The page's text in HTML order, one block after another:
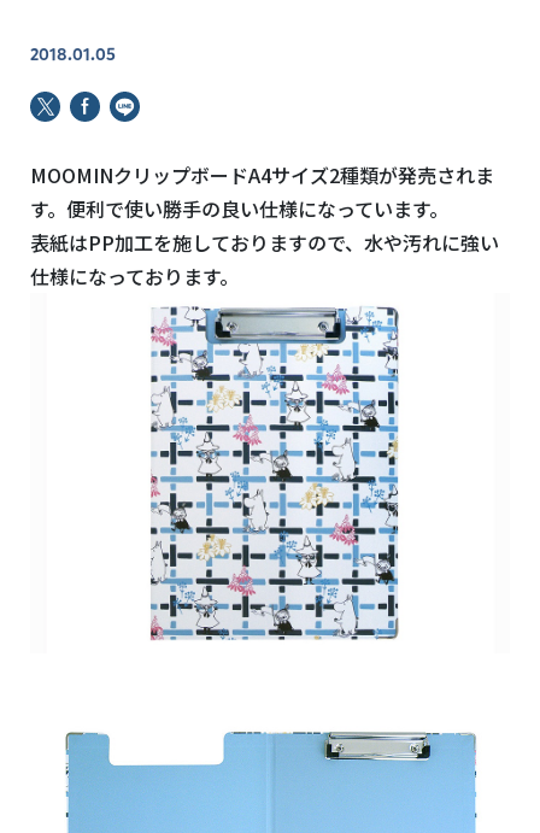
2018.01.05
MOOMINクリップボードA4サイズ2種類が発売されま
す。便利で使い勝手の良い仕様になっています。
表紙はPP加工を施しておりますので、水や汚れに強い
仕様になっております。